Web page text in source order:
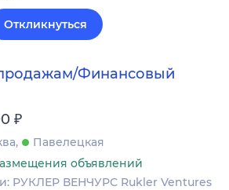
Откликнуться
Финансовый
₽
Павелецкая
объявлений
РУКЛЕР ВЕНЧУРС Rukler Ventures